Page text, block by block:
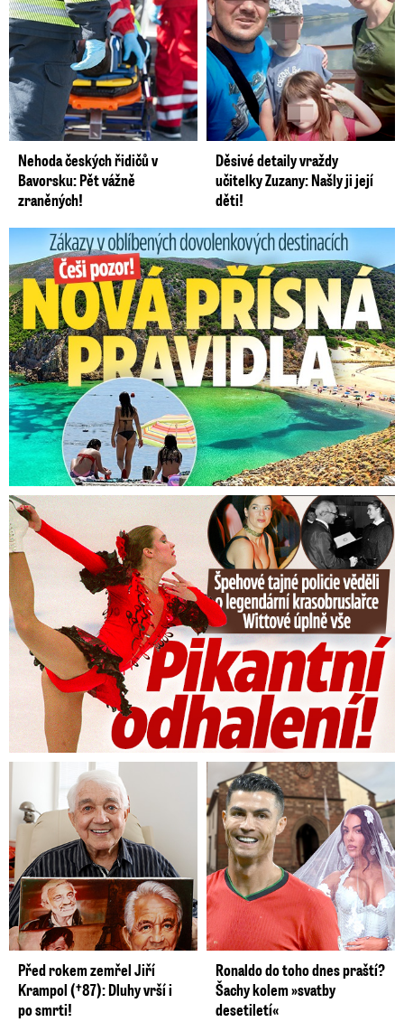
Nehoda českých řidičů v
Bavorsku: Pět vážně
zraněných!
Děsivé detaily vraždy
učitelky Zuzany: Našly ji její
děti!
Zákazy v dovolenkových rájích: Restrikce proti naháčům!
Tajná policie špehovala krasobruslařku Wittovou: Pikantní ...
Před rokem zemřel Jiří
Krampol (†87): Dluhy vrší i
po smrti!
Ronaldo do toho dnes praští?
Šachy kolem »svatby
desetiletí«